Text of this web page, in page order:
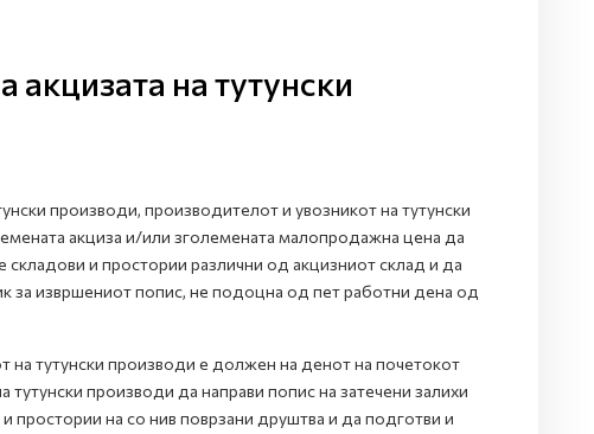
на тутунски
производи, производителот и увозникот на тутунски
акциза и/или зголемената малопродажна цена да
складови и простории различни од акцизниот склад и да
за извршениот попис, не подоцна од пет работни дена од
на тутунски производи е должен на денот на почетокот
производи да направи попис на затечени залихи
простории на со нив поврзани друштва и да подготви и